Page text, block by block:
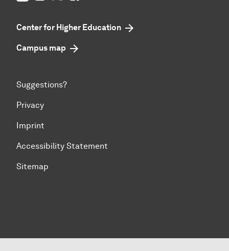
Center for Higher Education
Campus map
Suggestions?
Privacy
Imprint
Accessibility Statement
Sitemap